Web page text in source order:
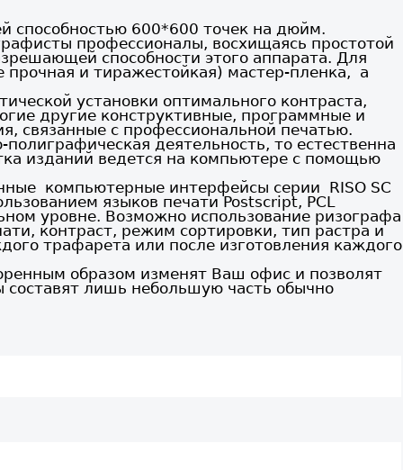
способностью 600*600 точек на дюйм.
профессионалы, восхищаясь простотой
способности этого аппарата. Для
прочная и тиражестойкая) мастер-пленка, а
установки оптимального контраста,
другие конструктивные, программные и
связанные с профессиональной печатью.
деятельность, то естественна
изданий ведется на компьютере с помощью
компьютерные интерфейсы серии RISO SC
языков печати Postscript, PCL
уровне. Возможно использование ризографа
контраст, режим сортировки, тип растра и
трафарета или после изготовления каждого
образом изменят Ваш офис и позволят
составят лишь небольшую часть обычно